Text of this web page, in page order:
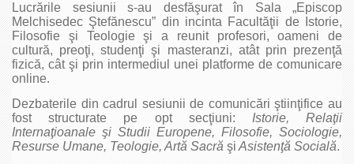
Lucrările sesiunii s-au desfăşurat în Sala „Episcop
Melchisedec Ştefănescu” din incinta Facultăţii de Istorie,
Filosofie şi Teologie şi a reunit profesori, oameni de
cultură, preoţi, studenţi şi masteranzi, atât prin prezenţă
fizică, cât şi prin intermediul unei platforme de comunicare
online.
Dezbaterile din cadrul sesiunii de comunicări ştiinţifice au
fost structurate pe opt secţiuni: Istorie, Relaţii
Internaţioanale şi Studii Europene, Filosofie, Sociologie,
Resurse Umane, Teologie, Artă Sacră şiAsistenţă Socială.